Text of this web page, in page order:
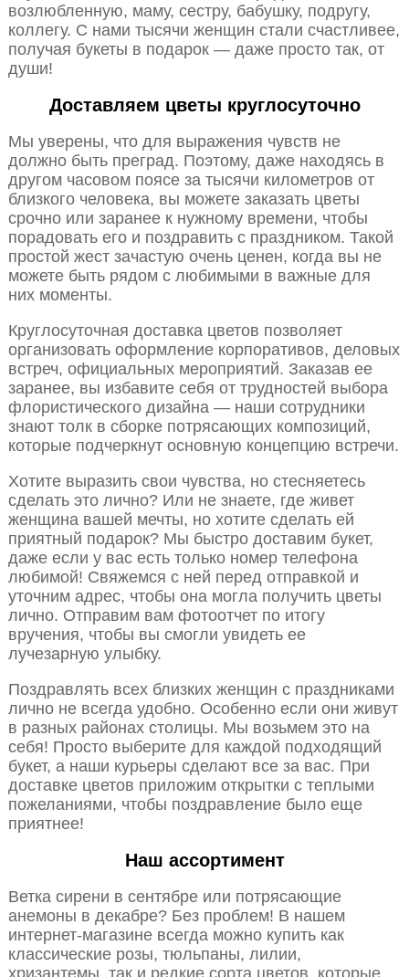
возлюбленную, маму, сестру, бабушку, подругу,
коллегу. С нами тысячи женщин стали счастливее,
получая букеты в подарок — даже просто так, от
души!
Доставляем цветы круглосуточно
Мы уверены, что для выражения чувств не
должно быть преград. Поэтому, даже находясь в
другом часовом поясе за тысячи километров от
близкого человека, вы можете заказать цветы
срочно или заранее к нужному времени, чтобы
порадовать его и поздравить с праздником. Такой
простой жест зачастую очень ценен, когда вы не
можете быть рядом с любимыми в важные для
них моменты.
Круглосуточная доставка цветов позволяет
организовать оформление корпоративов, деловых
встреч, официальных мероприятий. Заказав ее
заранее, вы избавите себя от трудностей выбора
флористического дизайна — наши сотрудники
знают толк в сборке потрясающих композиций,
которые подчеркнут основную концепцию встречи.
Хотите выразить свои чувства, но стесняетесь
сделать это лично? Или не знаете, где живет
женщина вашей мечты, но хотите сделать ей
приятный подарок? Мы быстро доставим букет,
даже если у вас есть только номер телефона
любимой! Свяжемся с ней перед отправкой и
уточним адрес, чтобы она могла получить цветы
лично. Отправим вам фотоотчет по итогу
вручения, чтобы вы смогли увидеть ее
лучезарную улыбку.
Поздравлять всех близких женщин с праздниками
лично не всегда удобно. Особенно если они живут
в разных районах столицы. Мы возьмем это на
себя! Просто выберите для каждой подходящий
букет, а наши курьеры сделают все за вас. При
доставке цветов приложим открытки с теплыми
пожеланиями, чтобы поздравление было еще
приятнее!
Наш ассортимент
Ветка сирени в сентябре или потрясающие
анемоны в декабре? Без проблем! В нашем
интернет-магазине всегда можно купить как
классические розы, тюльпаны, лилии,
хризантемы, так и редкие сорта цветов, которые